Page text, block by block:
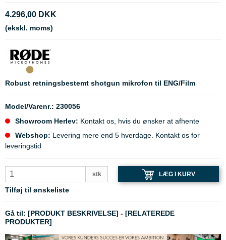
4.296,00 DKK
(ekskl. moms)
Robust retningsbestemt shotgun mikrofon til ENG/Film
Model/Varenr.: 230056
Showroom Herlev: Kontakt os, hvis du ønsker at afhente
Webshop: Levering mere end 5 hverdage. Kontakt os for
leveringstid
stk LÆG I KURV
Tilføj til ønskeliste
Gå til: [PRODUKT BESKRIVELSE] - [RELATEREDE
PRODUKTER]